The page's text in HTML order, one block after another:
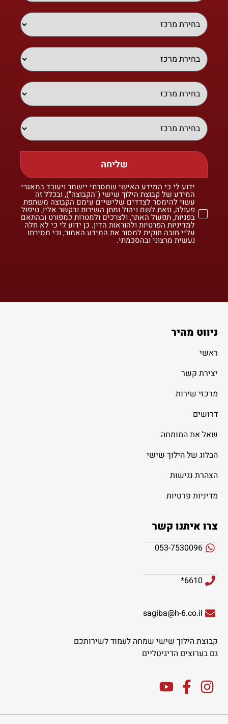
שליחה
ידוע לי כי המידע האישי שמסרתי יישמר ויעובד במאגרי
המידע של קבוצת הילוך שישי ("הקבוצה"), ובכלל זה
עשוי להימסר לצדדים שלישיים עימם הקבוצה משתפת
פעולה, וזאת לשם ניהול ומתן השירות ובקשר אליו, טיפול
בפניות, תפעול האתר, ולצרכים ולמטרות כמפורט ובהתאם
למדיניות הפרטיות ולהוראות הדין. כן ידוע לי כי לא חלה
עליי חובה חוקית למסור את המידע האמור, וכי מסירתו
נעשית מרצוני ובהסכמתי.
ניווט מהיר
ראשי
יצירת קשר
מרכזי שירות
דרושים
שאל את המומחה
הבלוג של הילוך שישי
הצהרת נגישות
מדיניות פרטיות
צרו איתנו קשר
053-7530096
6610*
sagiba@h-6.co.il
קבוצת הילוך שישי שמחה לעמוד לשירותכם
גם בערוצים הדיגיטליים